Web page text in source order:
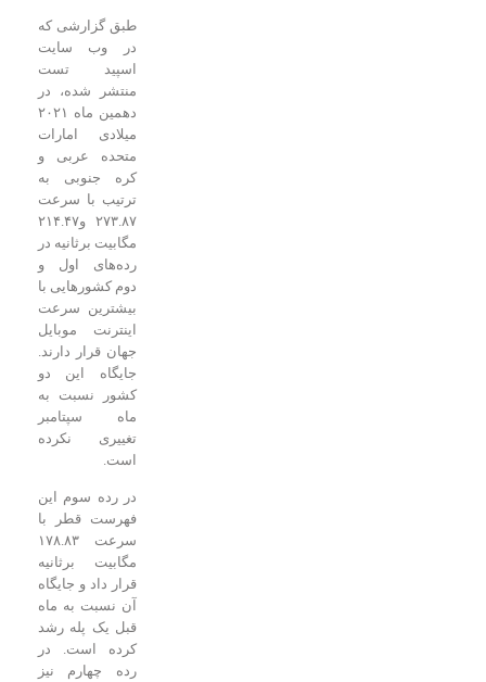
طبق گزارشی که
در وب سایت
اسپید تست
منتشر شده، در
دهمین ماه ۲۰۲۱
میلادی امارات
متحده عربی و
کره جنوبی به
ترتیب با سرعت
۲۷۳.۸۷ و۲۱۴.۴۷
مگابیت برثانیه در
رده‌های اول و
دوم کشورهایی با
بیشترین سرعت
اینترنت موبایل
جهان قرار دارند.
جایگاه این دو
کشور نسبت به
ماه سپتامبر
تغییری نکرده
در رده سوم این
فهرست قطر با
سرعت ۱۷۸.۸۳
مگابیت برثانیه
قرار داد و جایگاه
آن نسبت به ماه
قبل یک پله رشد
کرده است. در
رده چهارم نیز